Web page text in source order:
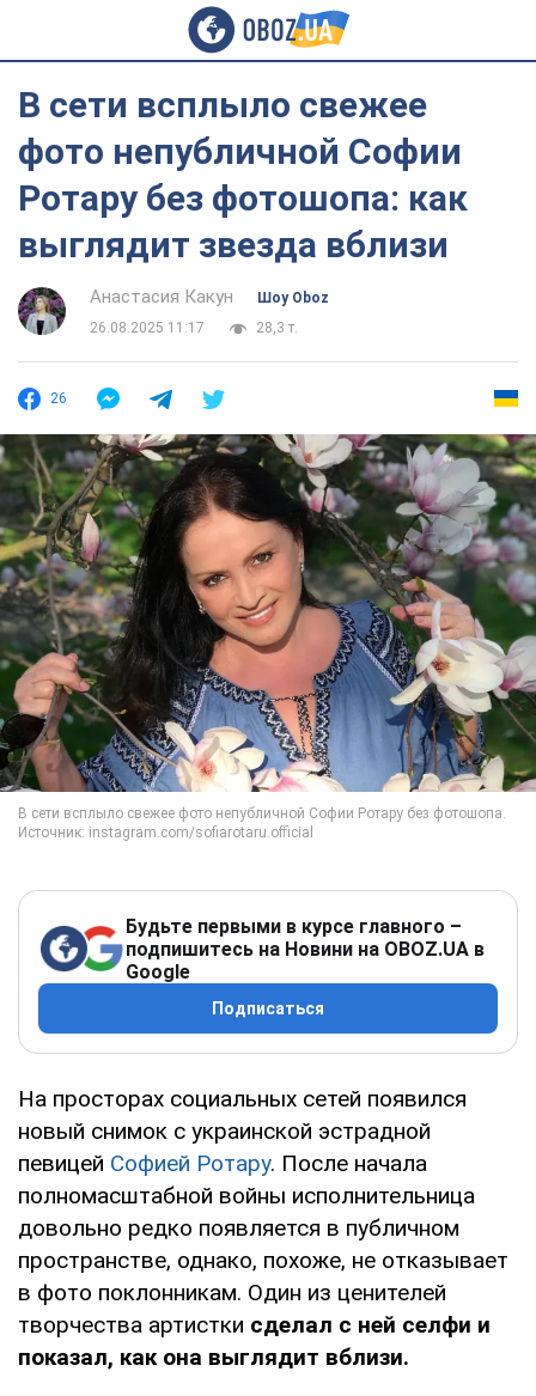
В сети всплыло свежее
фото непубличной Софии
Ротару без фотошопа: как
выглядит звезда вблизи
Анастасия Какун
Шоу Oboz
26.08.2025 11:17
28,3 т.
26
Будьте первыми в курсе главного –
подпишитесь на Новини на OBOZ.UA в
Google
Подписаться
На просторах социальных сетей появился
новый снимок с украинской эстрадной
певицей Софией Ротару. После начала
полномасштабной войны исполнительница
довольно редко появляется в публичном
пространстве, однако, похоже, не отказывает
в фото поклонникам. Один из ценителей
творчества артистки сделал с ней селфи и
показал, как она выглядит вблизи.